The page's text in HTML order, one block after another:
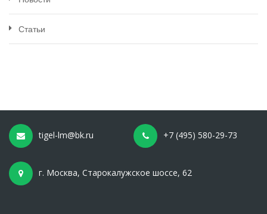
Статьи
tigel-lm@bk.ru +7 (495) 580-29-73
г. Москва, Старокалужское шоссе, 62